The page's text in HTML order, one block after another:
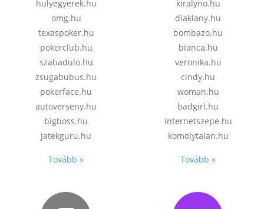
hulyegyerek.hu
omg.hu
texaspoker.hu
pokerclub.hu
szabadulo.hu
zsugabubus.hu
pokerface.hu
autoverseny.hu
bigboss.hu
jatekguru.hu
Tovább »
kiralyno.hu
diaklany.hu
bombazo.hu
bianca.hu
veronika.hu
cindy.hu
woman.hu
badgirl.hu
internetszepe.hu
komolytalan.hu
Tovább »